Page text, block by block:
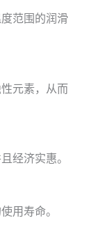
范围的润滑
元素，从而
经济实惠。
用寿命。